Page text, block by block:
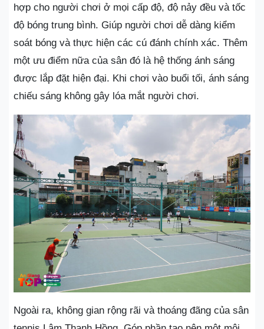
hợp cho người chơi ở mọi cấp độ, độ nảy đều và tốc
độ bóng trung bình. Giúp người chơi dễ dàng kiểm
soát bóng và thực hiện các cú đánh chính xác. Thêm
một ưu điểm nữa của sân đó là hệ thống ánh sáng
được lắp đặt hiện đại. Khi chơi vào buổi tối, ánh sáng
chiếu sáng không gây lóa mắt người chơi.
Ngoài ra, không gian rộng rãi và thoáng đãng của sân